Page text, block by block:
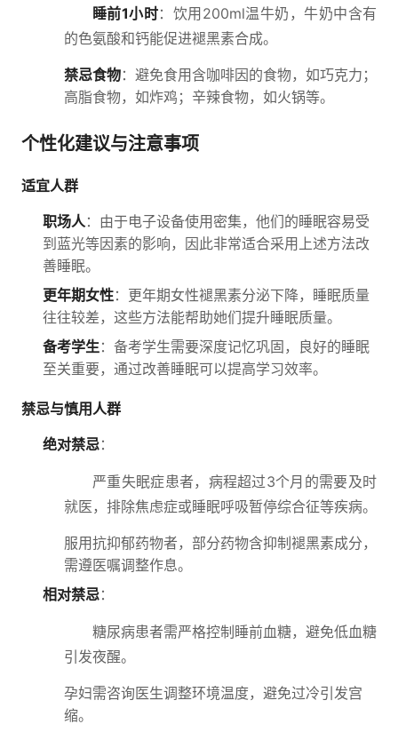
睡前1小时：饮用200ml温牛奶，牛奶中含有
的色氨酸和钙能促进褪黑素合成。
禁忌食物：避免食用含咖啡因的食物，如巧克力；
高脂食物，如炸鸡；辛辣食物，如火锅等。
个性化建议与注意事项
适宜人群
职场人：由于电子设备使用密集，他们的睡眠容易受
到蓝光等因素的影响，因此非常适合采用上述方法改
善睡眠。
更年期女性：更年期女性褪黑素分泌下降，睡眠质量
往往较差，这些方法能帮助她们提升睡眠质量。
备考学生：备考学生需要深度记忆巩固，良好的睡眠
至关重要，通过改善睡眠可以提高学习效率。
禁忌与慎用人群
绝对禁忌：
严重失眠症患者，病程超过3个月的需要及时
就医，排除焦虑症或睡眠呼吸暂停综合征等疾病。
服用抗抑郁药物者，部分药物含抑制褪黑素成分，
需遵医嘱调整作息。
相对禁忌：
糖尿病患者需严格控制睡前血糖，避免低血糖
引发夜醒。
孕妇需咨询医生调整环境温度，避免过冷引发宫
缩。